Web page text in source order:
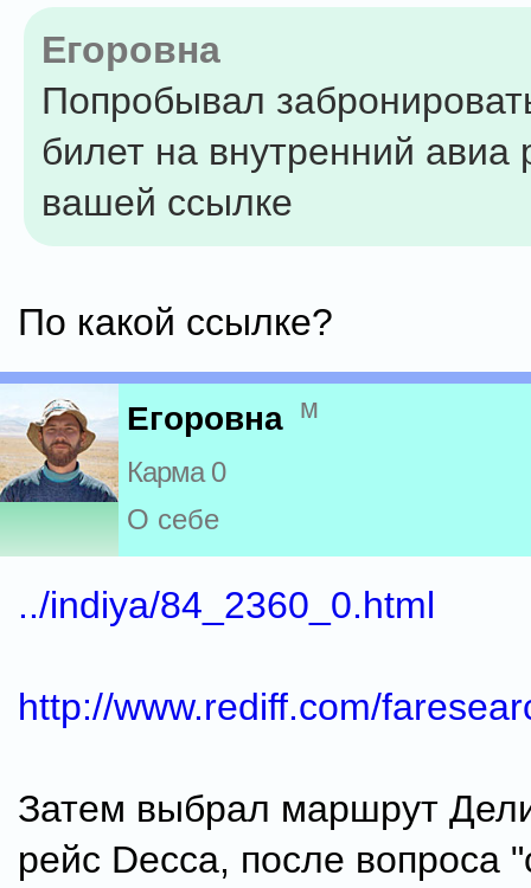
Егоровна
Попробывал
билет на внутренний авиа
вашей ссылке
По какой ссылке?
Егоровна м
Карма 0
О себе
../indiya/84_2360_0.html
http://www.rediff.com/
Затем выбрал маршрут
рейс Decca, после вопроса